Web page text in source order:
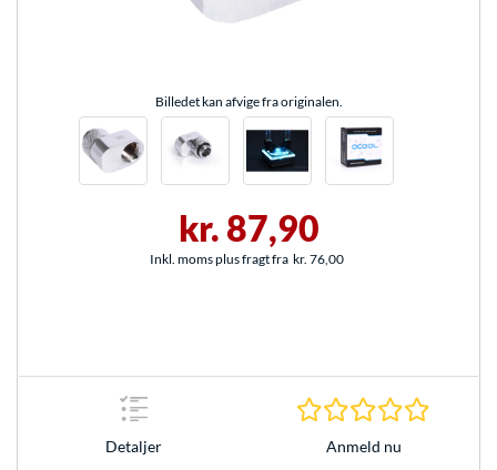
Billedet kan afvige fra originalen.
kr. 87,90
Inkl. moms plus fragt fra kr. 76,00
Detaljer Anmeld nu